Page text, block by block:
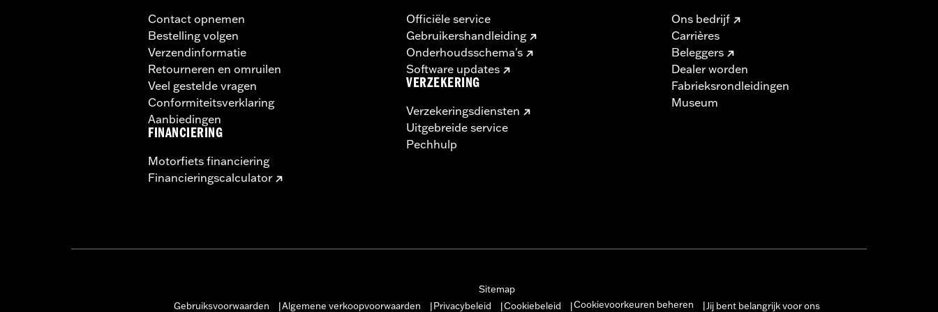
Contact opnemen
Bestelling volgen
Verzendinformatie
Retourneren en omruilen
Veel gestelde vragen
Conformiteitsverklaring
Aanbiedingen
FINANCIERING
Motorfiets financiering
Financieringscalculator
Officiële service
Gebruikershandleiding
Onderhoudsschema's
Software updates
VERZEKERING
Verzekeringsdiensten
Uitgebreide service
Pechhulp
Ons bedrijf
Carrières
Beleggers
Dealer worden
Fabrieksrondleidingen
Museum
Sitemap
Gebruiksvoorwaarden
Algemene verkoopvoorwaarden Privacybeleid Cookiebeleid Cookievoorkeuren beheren Jij bent belangrijk voor ons